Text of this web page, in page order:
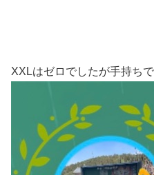
XXLはゼロでしたが手持ち